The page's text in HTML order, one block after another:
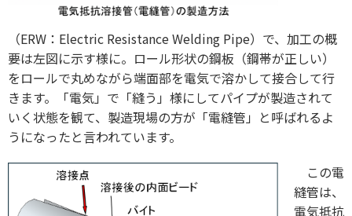
（ERW：Electric Resistance Welding Pipe）で、加工の概
要は左図に示す様に。ロール形状の鋼板（鋼帯が正しい）
をロールで丸めながら端面部を電気で溶かして接合して行
きます。「電気」で「縫う」様にしてパイプが製造されて
いく状態を観て、製造現場の方が「電縫管」と呼ばれるよ
うになったと言われています。
この電
縫管は、
電気抵抗